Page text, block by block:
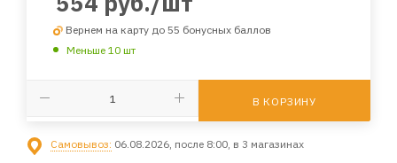
Вернем на карту до 55 бонусных баллов
Меньше 10 шт
В КОРЗИНУ
Самовывоз: 06.08.2026, после 8:00, в 3 магазинах